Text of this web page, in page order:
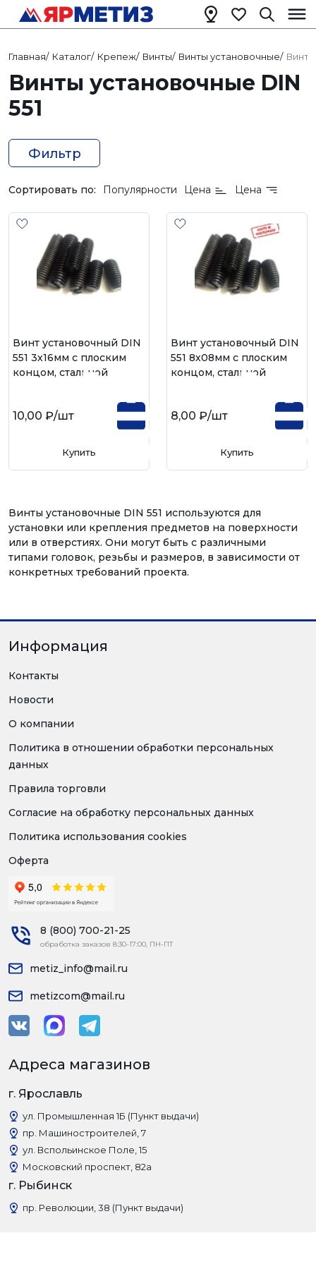
Главная/ Каталог/ Крепеж/ Винты/ Винты установочные/
Винты установочные DIN
551
Фильтр
Сортировать по: Популярности Цена Цена
Винт установочный DIN
551 3х16мм с плоским
концом, стальной
10,00 ₽/шт
Купить
Винт установочный DIN
551 8х08мм с плоским
концом, стальной
8,00 ₽/шт
Купить
Винты установочные DIN 551 используются для
установки или крепления предметов на поверхности
или в отверстиях. Они могут быть с различными
типами головок, резьбы и размеров, в зависимости от
конкретных требований проекта.
Информация
Контакты
Новости
О компании
Политика в отношении обработки персональных
данных
Правила торговли
Согласие на обработку персональных данных
Политика использования cookies
Оферта
8 (800) 700-21-25
обработка заказов 8:30-17:00, ПН-ПТ
metiz_info@mail.ru
metizcom@mail.ru
Адреса магазинов
г. Ярославль
ул. Промышленная 1Б (Пункт выдачи)
пр. Машиностроителей, 7
ул. Вспольинское Поле, 15
Московский проспект, 82а
г. Рыбинск
пр. Революции, 38 (Пункт выдачи)